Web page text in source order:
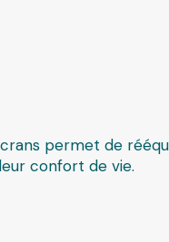
permet de
confort de vie.